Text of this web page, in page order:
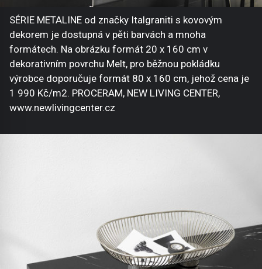
SÉRIE METALINE od značky Italgraniti s kovovým
dekorem je dostupná v pěti barvách a mnoha
formátech. Na obrázku formát 20 x 160 cm v
dekorativním povrchu Melt, pro běžnou pokládku
výrobce doporučuje formát 80 x 160 cm, jehož cena je
1 990 Kč/m2. PROCERAM, NEW LIVING CENTER,
www.newlivingcenter.cz